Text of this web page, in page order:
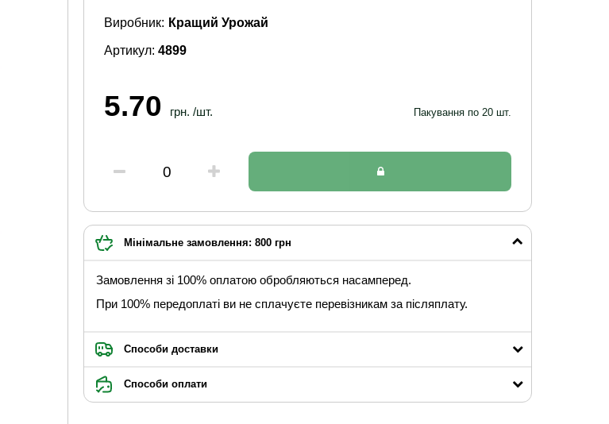
Артикул: 4899
Виробник: Кращий Урожай
5.70 грн. /шт. Пакування по 20 шт.
Мінімальне замовлення: 800 грн
Замовлення зі 100% оплатою обробляються насамперед.
При 100% передоплаті ви не сплачуєте перевізникам за післяплату.
Способи доставки
Способи оплати